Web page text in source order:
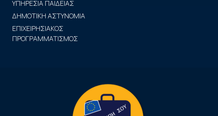
ΥΠΗΡΕΣΙΑ ΠΑΙΔΕΙΑΣ
ΔΗΜΟΤΙΚΗ ΑΣΤΥΝΟΜΙΑ
ΕΠΙΧΕΙΡΗΣΙΑΚΟΣ
ΠΡΟΓΡΑΜΜΑΤΙΣΜΟΣ